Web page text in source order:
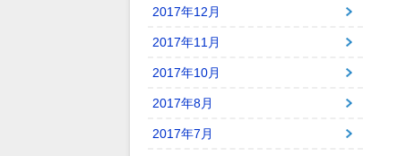
2017年12月
2017年11月
2017年10月
2017年8月
2017年7月